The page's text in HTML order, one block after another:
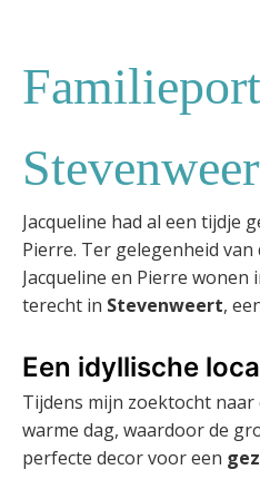
Jacqueline had al een tijdje
Pierre. Ter gelegenheid
Jacqueline en Pierre wonen
terecht in Stevenweert,
Een idyllische
Tijdens mijn zoektocht
warme dag, waardoor de
perfecte decor voor een